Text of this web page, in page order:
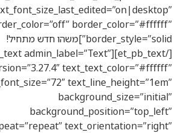
border_color=”#ffffff”
border_style=”solid”]משהו חדש מתחיל!
admin_label=”Text”
text_text_color=”#ffffff”
text_line_height=”1em”
background_size=”initial”
background_position=”top_left”
text_orientation=”right”